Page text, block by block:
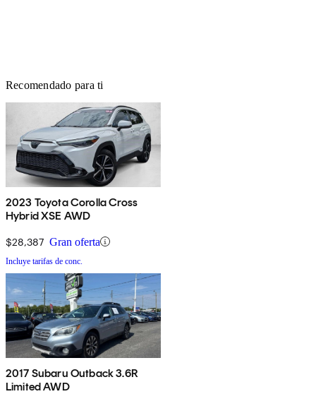
Recomendado para ti
2023 Toyota Corolla Cross
Hybrid XSE AWD
$28,387 Gran oferta
Incluye tarifas de conc.
2017 Subaru Outback 3.6R
Limited AWD